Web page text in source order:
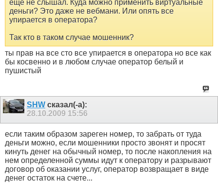
еще не слышал. Куда можно применить виртуальные
деньги? Это даже не вебмани. Или опять все
упирается в оператора?
Так кто в таком случае мошенник?
ты прав на все сто все упирается в оператора но все как
бы косвенно и в любом случае оператор белый и
пушистый
SHW сказал(-а):
28.10.2009 15:56
если таким образом зареген номер, то забрать от туда
деньги можно, если мошенники просто звонят и просят
кинуть денег на обычный номер, то после накопления на
нем определенной суммы идут к оператору и разрывают
договор об оказании услуг, оператор возвращает в виде
денег остаток на счете...